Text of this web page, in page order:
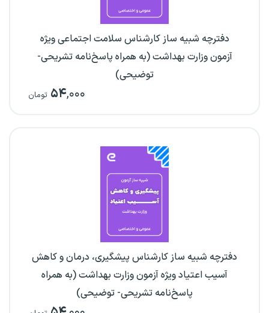
دفترچه شبیه ساز کارشناس سلامت اجتماعی ویژه
آزمون وزارت بهداشت (به همراه پاسخ‌نامه تشریحی-
توضیحی)
۵۴,۰۰۰ تومان
دفترچه شبیه ساز کارشناس پیشگیری، درمان و کاهش
آسیب اعتیاد ویژه آزمون وزارت بهداشت (به همراه
پاسخ‌نامه تشریحی- توضیحی)